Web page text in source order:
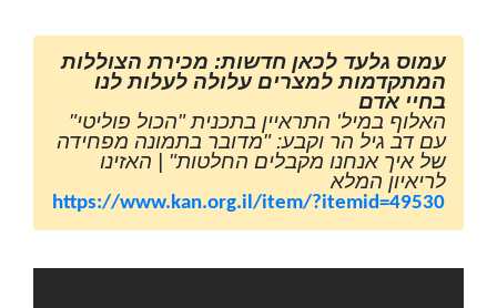
עמוס גלעד לכאן חדשות: מכירת הצוללות
המתקדמות למצרים עלולה לעלות לנו
בחיי אדם
האלוף במיל' התראיין בתכנית "הכול פוליטי"
עם דב גיל הר וקבע: "מדובר בתמונה מפחידה
של איך אנחנו מקבלים החלטות" | האזינו
לריאיון המלא
https://www.kan.org.il/item/?itemid=49530